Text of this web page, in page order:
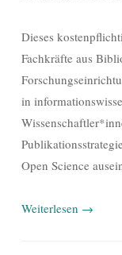
Dieses
Fachkräfte aus
in
Open Science
Weiterlesen →